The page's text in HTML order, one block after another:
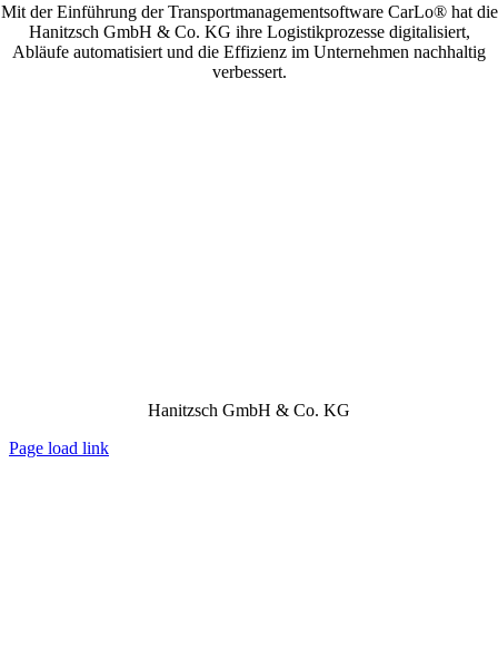
Mit der Einführung der Transportmanagementsoftware CarLo® hat die
Hanitzsch GmbH & Co. KG ihre Logistikprozesse digitalisiert,
Abläufe automatisiert und die Effizienz im Unternehmen nachhaltig
verbessert.
Hanitzsch GmbH & Co. KG
Page load link